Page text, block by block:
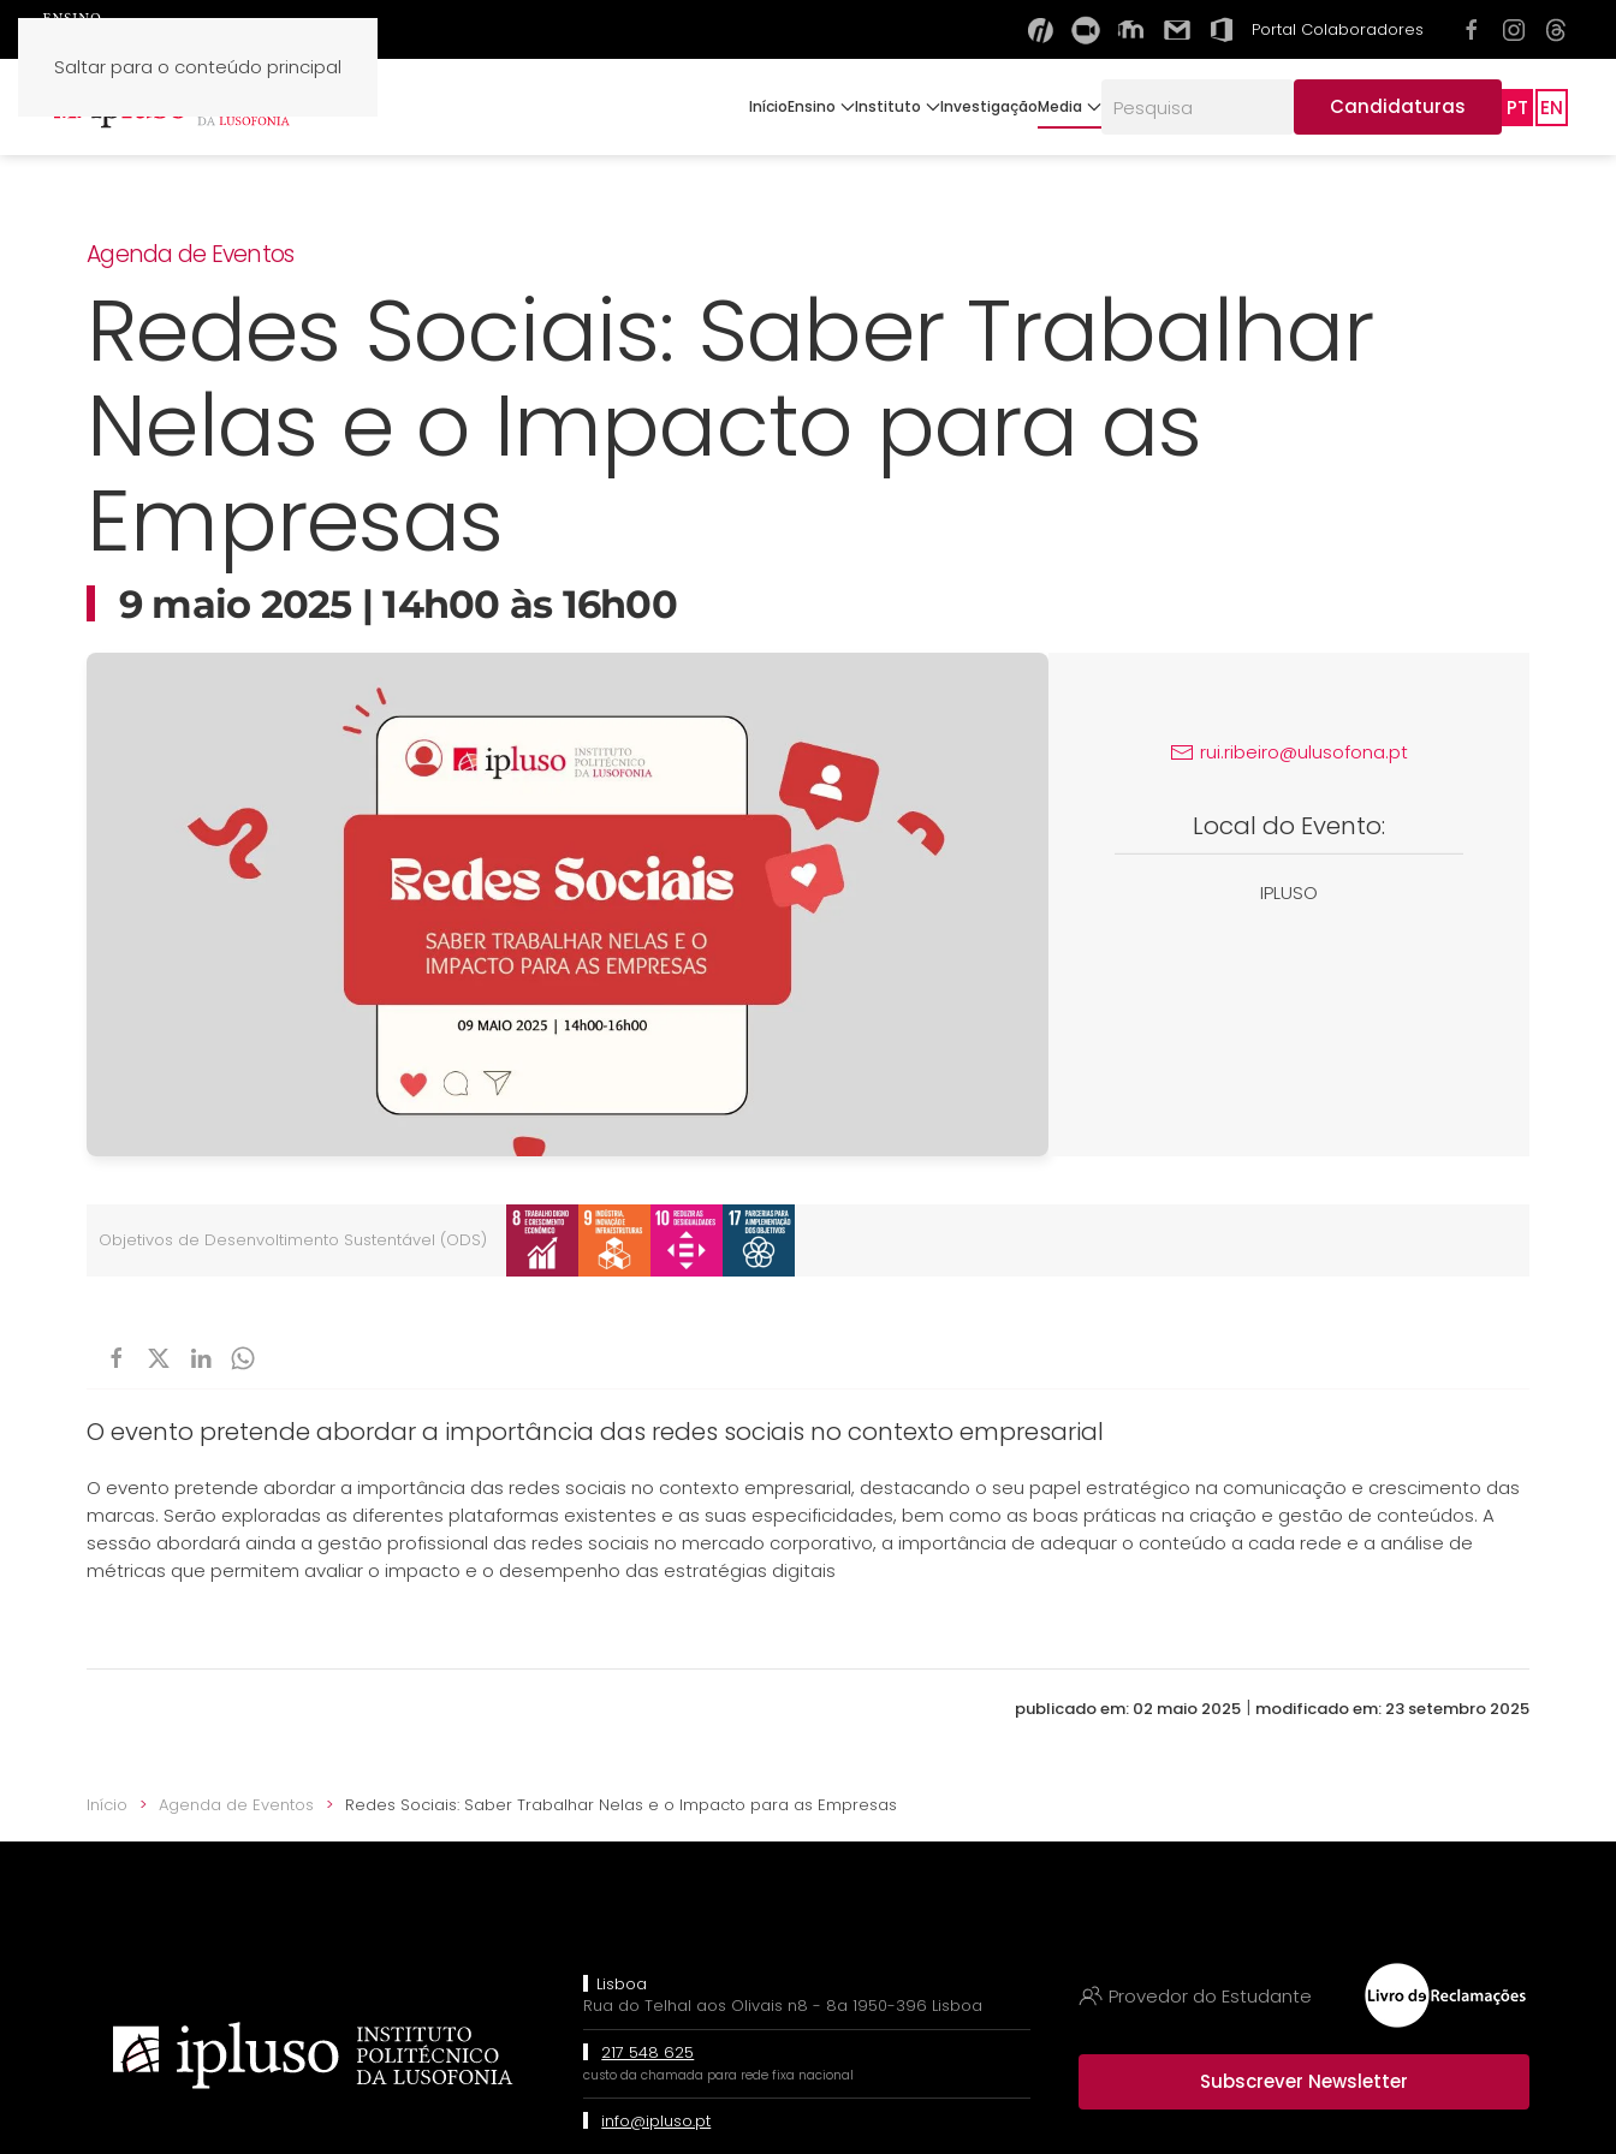
Saltar para o conteúdo principal
Portal Colaboradores
InícioEnsino Instituto InvestigaçãoMedia Candidaturas PT EN
Agenda de Eventos
Redes Sociais: Saber Trabalhar
Nelas e o Impacto para as
Empresas
9 maio 2025 | 14h00 às 16h00
rui.ribeiro@ulusofona.pt
Local do Evento:
IPLUSO
Objetivos de Desenvoltimento Sustentável (ODS)
O evento pretende abordar a importância das redes sociais no contexto empresarial
O evento pretende abordar a importância das redes sociais no contexto empresarial, destacando o seu papel estratégico na comunicação e crescimento das
marcas. Serão exploradas as diferentes plataformas existentes e as suas especificidades, bem como as boas práticas na criação e gestão de conteúdos. A
sessão abordará ainda a gestão profissional das redes sociais no mercado corporativo, a importância de adequar o conteúdo a cada rede e a análise de
métricas que permitem avaliar o impacto e o desempenho das estratégias digitais
publicado em: 02 maio 2025 | modificado em: 23 setembro 2025
Início Agenda de Eventos Redes Sociais: Saber Trabalhar Nelas e o Impacto para as Empresas
Lisboa
Rua do Telhal aos Olivais n8 - 8a 1950-396 Lisboa
217 548 625
custo da chamada para rede fixa nacional
info@ipluso.pt
Provedor do Estudante
Subscrever Newsletter